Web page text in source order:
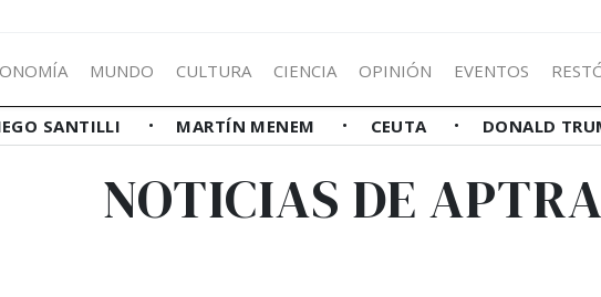
MUNDO CULTURA CIENCIA OPINIÓN EVENTOS
SANTILLI MARTÍN MENEM CEUTA DONALD
NOTICIAS DE APTRA